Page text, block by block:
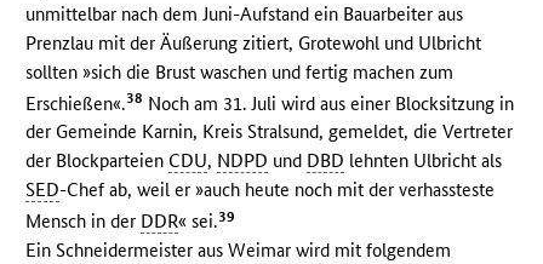
unmittelbar nach dem Juni-Aufstand ein Bauarbeiter aus
Prenzlau mit der Äußerung zitiert, Grotewohl und Ulbricht
sollten »sich die Brust waschen und fertig machen zum
Erschießen«.38 Noch am 31. Juli wird aus einer Blocksitzung in
der Gemeinde Karnin, Kreis Stralsund, gemeldet, die Vertreter
der Blockparteien CDU, NDPD und DBD lehnten Ulbricht als
SED-Chef ab, weil er »auch heute noch mit der verhassteste
Mensch in der DDR« sei.39
Ein Schneidermeister aus Weimar wird mit folgendem